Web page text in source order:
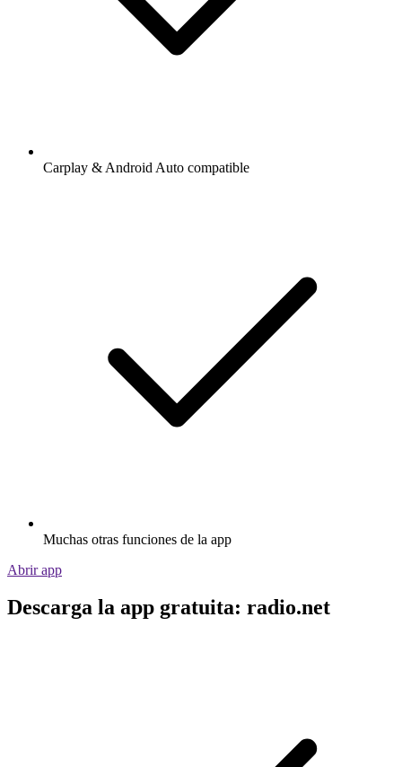
Carplay & Android Auto compatible
Muchas otras funciones de la app
Abrir app
Descarga la app gratuita: radio.net